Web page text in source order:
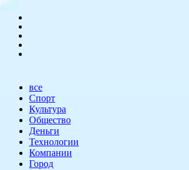
все
Спорт
Культура
Общество
Деньги
Технологии
Компании
Город